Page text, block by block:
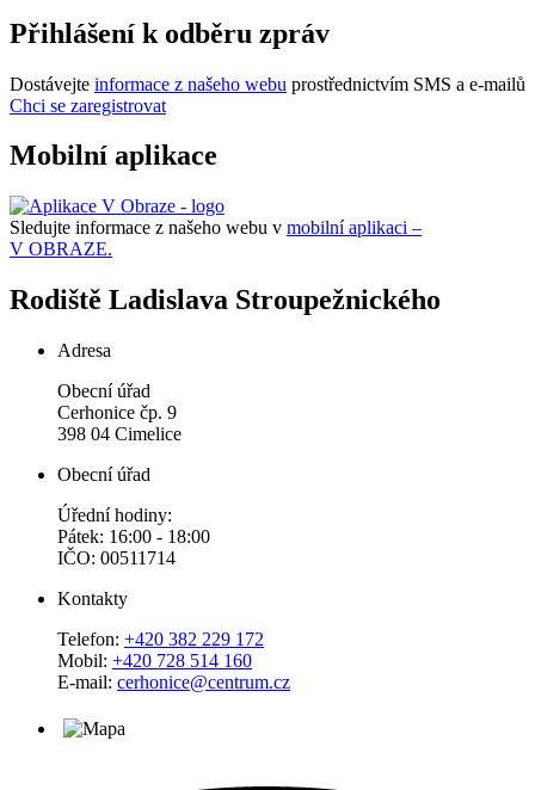
Přihlášení k odběru zpráv
Dostávejte informace z našeho webu prostřednictvím SMS a e-mailů
Chci se zaregistrovat
Mobilní aplikace
Sledujte informace z našeho webu v mobilní aplikaci –
V OBRAZE.
Rodiště Ladislava Stroupežnického
Adresa
Obecní úřad
Cerhonice čp. 9
398 04 Cimelice
Obecní úřad
Úřední hodiny:
Pátek: 16:00 - 18:00
IČO: 00511714
Kontakty
Telefon: +420 382 229 172
Mobil: +420 728 514 160
E-mail: cerhonice@centrum.cz